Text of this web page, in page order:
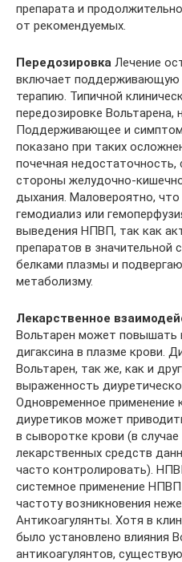
препарата и
от рекомендуемых.
Передозировка Лечение
включает поддерживающую
терапию. Типичной
передозировке Вольтарена,
Поддерживающее и
показано при таких
почечная недостаточность,
стороны желудочно-
дыхания. Маловероятно,
гемодиализ или
выведения НПВП, так как
препаратов в значительной
белками плазмы и
метаболизму.
Лекарственное
Вольтарен может повышать
дигаксина в плазме крови.
Вольтарен, так же, как и
выраженность
Одновременное применение
диуретиков может
в сыворотке крови (в
лекарственных средств
часто контролировать).
системное применение
частоту возникновения
Антикоагулянты. Хотя в
было установлено влияния
антикоагулянтов,